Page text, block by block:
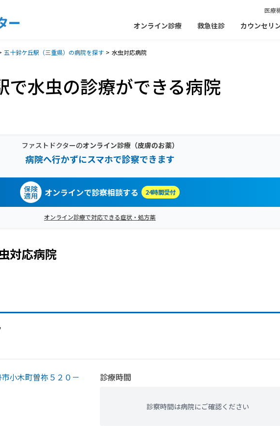
医療
オンライン診療 救急往診 カウンセリ
五十鈴ケ丘駅（三重県）の病院を探す 水虫対応病院
で水虫の診療ができる病院
ファストドクターのオンライン診療（皮膚のお薬）
病院へ行かずにスマホで診察できます
保険
適用 オンラインで診察相談する 24時間受付
オンライン診療で対応できる症状・処方薬
対応病院
小木町曽祢５２０－
診療時間
診察時間は病院にご確認ください